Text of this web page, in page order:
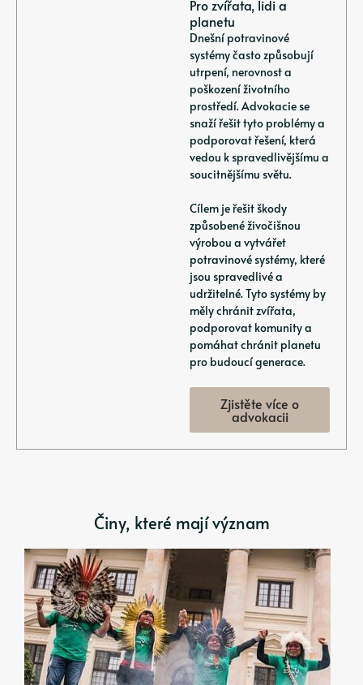
Pro zvířata, lidi a
planetu
Dnešní potravinové
systémy často způsobují
utrpení, nerovnost a
poškození životního
prostředí. Advokacie se
snaží řešit tyto problémy a
podporovat řešení, která
vedou k spravedlivějšímu a
soucitnějšímu světu.
Cílem je řešit škody
způsobené živočišnou
výrobou a vytvářet
potravinové systémy, které
jsou spravedlivé a
udržitelné. Tyto systémy by
měly chránit zvířata,
podporovat komunity a
pomáhat chránit planetu
pro budoucí generace.
Zjistěte více o
advokacii
Činy, které mají význam